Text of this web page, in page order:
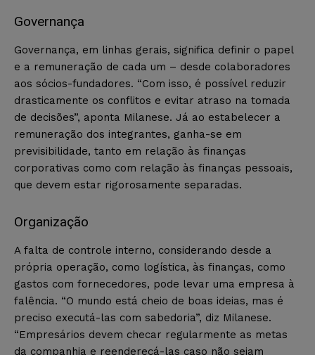
Governança
Governança, em linhas gerais, significa definir o papel
e a remuneração de cada um – desde colaboradores
aos sócios-fundadores. “Com isso, é possível reduzir
drasticamente os conflitos e evitar atraso na tomada
de decisões”, aponta Milanese. Já ao estabelecer a
remuneração dos integrantes, ganha-se em
previsibilidade, tanto em relação às finanças
corporativas como com relação às finanças pessoais,
que devem estar rigorosamente separadas.
Organização
A falta de controle interno, considerando desde a
própria operação, como logística, às finanças, como
gastos com fornecedores, pode levar uma empresa à
falência. “O mundo está cheio de boas ideias, mas é
preciso executá-las com sabedoria”, diz Milanese.
“Empresários devem checar regularmente as metas
da companhia e reendereçá-las caso não sejam